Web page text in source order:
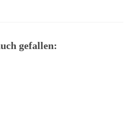
gefallen: